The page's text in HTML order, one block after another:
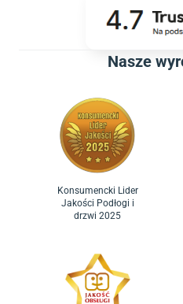
Nasze
Konsumencki Lider
Jakości Podłogi i
drzwi 2025